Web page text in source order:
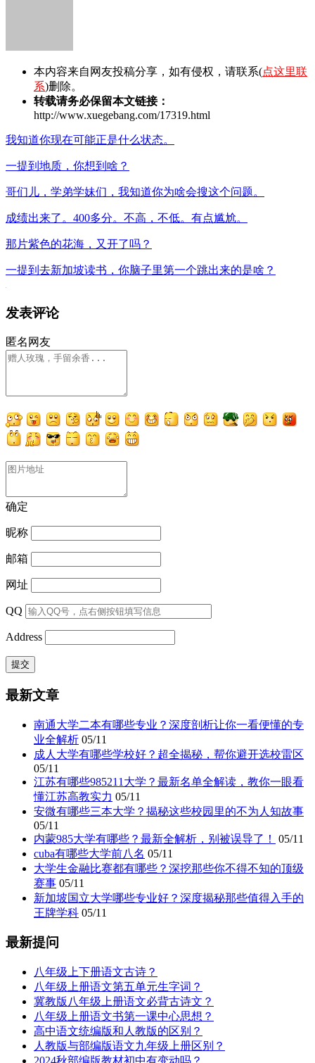
本内容来自网友投稿分享，如有侵权，请联系(点这里联
系)删除。
转载请务必保留本文链接：
http://www.xuegebang.com/17319.html
我知道你现在可能正是什么状态。
一提到地质，你想到啥？
哥们儿，学弟学妹们，我知道你为啥会搜这个问题。
成绩出来了。400多分。不高，不低。有点尴尬。
那片紫色的花海，又开了吗？
一提到去新加坡读书，你脑子里第一个跳出来的是啥？
发表评论
匿名网友
确定
昵称
邮箱
网址
QQ
Address
最新文章
南通大学二本有哪些专业？深度剖析让你一看便懂的专
业全解析 05/11
成人大学有哪些学校好？超全揭秘，帮你避开选校雷区
05/11
江苏有哪些985211大学？最新名单全解读，教你一眼看
懂江苏高教实力 05/11
安微有哪些三本大学？揭秘这些校园里的不为人知故事
05/11
内蒙985大学有哪些？最新全解析，别被误导了！
05/11
cuba有哪些大学前八名 05/11
大学生金融比赛都有哪些？深挖那些你不得不知的顶级
赛事 05/11
新加坡国立大学哪些专业好？深度揭秘那些值得入手的
王牌学科 05/11
最新提问
八年级上下册语文古诗？
八年级上册语文第五单元生字词？
冀教版八年级上册语文必背古诗文？
八年级上册语文书第一课中心思想？
高中语文统编版和人教版的区别？
人教版与部编版语文九年级上册区别？